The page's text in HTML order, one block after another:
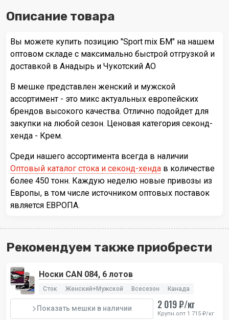
Описание товара
Вы можете купить позицию "Sport mix БМ" на нашем
оптовом складе с максимально быстрой отгрузкой и
доставкой в Анадырь и Чукотский АО
В мешке представлен женский и мужской
ассортимент - это микс актуальных европейских
брендов высокого качества. Отлично подойдет для
закупки на любой сезон. Ценовая категория секонд-
хенда - Крем.
Среди нашего ассортимента всегда в наличии
Оптовый каталог стока и секонд-хенда в количестве
более 450 тонн. Каждую неделю новые привозы из
Европы, в том числе источником оптовых поставок
является ЕВРОПА.
Рекомендуем также приобрести
Носки CAN 084, 6 лотов
Сток Женский+Мужской Всесезон Канада
Показать мешки в наличии 2 019 ₽/кг
Крупн.опт 1 715 ₽/кг